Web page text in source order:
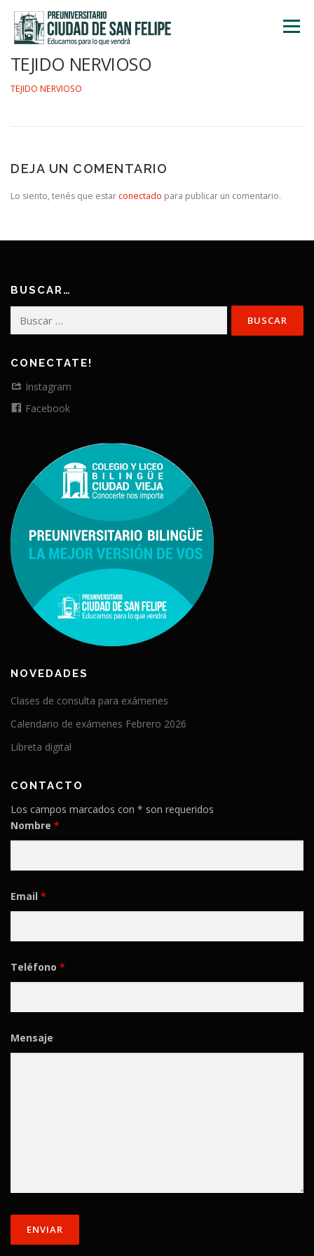
contenido
Menú
TEJIDO NERVIOSO
TEJIDO NERVIOSO
DEJA UN COMENTARIO
Lo siento, tenés que estar conectado para publicar un comentario.
BUSCAR…
CONECTATE!
Instagram
Facebook
NOVEDADES
Clases de consulta para exámenes
Calendario de exámenes Febrero 2026
Libreta digital
CONTACTO
Los campos marcados con * son requeridos
Nombre *
Email *
Teléfono *
Mensaje